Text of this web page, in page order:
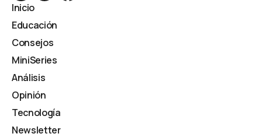
Inicio
Educación
Consejos
MiniSeries
Análisis
Opinión
Tecnología
Newsletter